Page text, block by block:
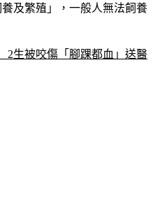
及繁殖」，一般人無法飼養
2生被咬傷「腳踝都血」送醫